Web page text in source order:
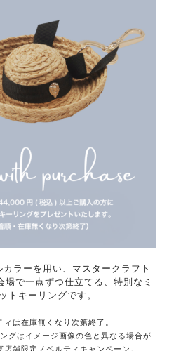
ラーを用い、マスタークラフト
場で一点ずつ仕立てる、特別なミ
トキーリングです。
は在庫無くなり次第終了。
グはイメージ画像の色と異なる場合が